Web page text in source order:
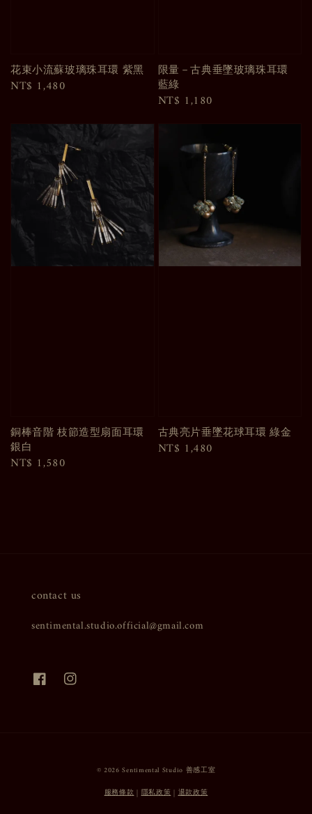
花束小流蘇玻璃珠耳環 紫黑
Regular
NT$ 1,480
限量－古典垂墜玻璃珠耳環
藍綠
Regular
NT$ 1,180
銅棒音階 枝節造型扇面耳環
銀白
Regular
NT$ 1,580
古典亮片垂墜花球耳環 綠金
Regular
NT$ 1,480
contact us
sentimental.studio.official@gmail.com
© 2026 Sentimental Studio 善感工室
服務條款|隱私政策|退款政策